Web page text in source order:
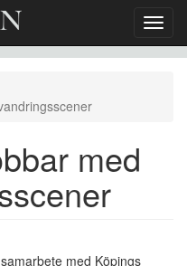
med
med Köpings